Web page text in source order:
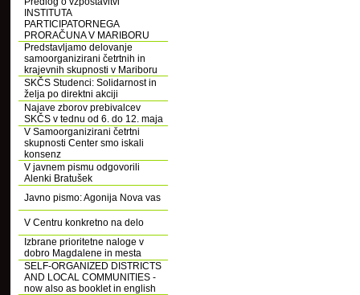
INSTITUTA
PARTICIPATORNEGA
PRORAČUNA V MARIBORU
Predstavljamo delovanje
samoorganizirani četrtnih in
krajevnih skupnosti v Mariboru
SKČS Studenci: Solidarnost in
želja po direktni akciji
Najave zborov prebivalcev
SKČS v tednu od 6. do 12. maja
V Samoorganizirani četrtni
skupnosti Center smo iskali
konsenz
V javnem pismu odgovorili
Alenki Bratušek
Javno pismo: Agonija Nova vas
V Centru konkretno na delo
Izbrane prioritetne naloge v
dobro Magdalene in mesta
SELF-ORGANIZED DISTRICTS
AND LOCAL COMMUNITIES -
now also as booklet in english